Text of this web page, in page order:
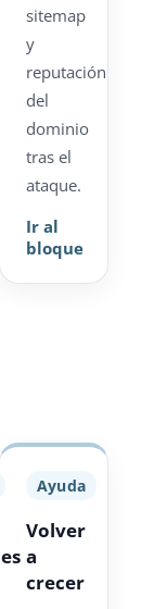
sitemap
y
reputación
del
dominio
tras el
ataque.
Ir al
bloque
Ayuda
Volver
a
crecer